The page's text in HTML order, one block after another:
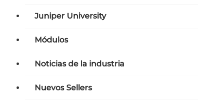
Juniper University
Módulos
Noticias de la industria
Nuevos Sellers